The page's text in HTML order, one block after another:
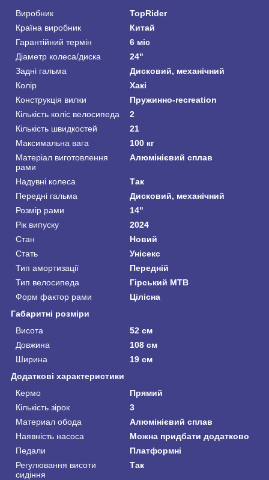
Виробник
TopRider
Країна виробник
Китай
Гарантійний термін
6 міс
Діаметр колеса/диска
24"
Задні гальма
Дисковий, механічний
Колір
Хакі
Конструкція вилки
Пружинно-recreation
Кількість коліс велосипеда
2
Кількість швидкостей
21
Максимальна вага
100 кг
Матеріал виготовлення
рами
Алюмінієвий сплав
Надувні колеса
Так
Передні гальма
Дисковий, механічний
Розмір рами
14"
Рік випуску
2024
Стан
Новий
Стать
Унісекс
Тип амортизації
Передній
Тип велосипеда
Гірський MTB
Форм фактор рами
Цілісна
Габаритні розміри
Висота
52 см
Довжина
108 см
Ширина
19 см
Додаткові характеристики
Кермо
Прямий
Кількість зірок
3
Материал обода
Алюмінієвий сплав
Наявність насоса
Можна придбати додатково
Педали
Платформні
Регулювання висоти
сидіння
Так